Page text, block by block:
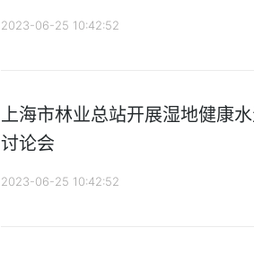
2023-06-25 10:42:52
上海市林业总站开展湿地健康
讨论会
2023-06-25 10:42:52